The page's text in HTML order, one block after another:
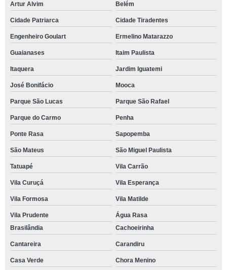
Artur Alvim Belém
Cidade Patriarca Cidade Tiradentes
Engenheiro Goulart Ermelino Matarazzo
Guaianases Itaim Paulista
Itaquera Jardim Iguatemi
José Bonifácio Mooca
Parque São Lucas Parque São Rafael
Parque do Carmo Penha
Ponte Rasa Sapopemba
São Mateus São Miguel Paulista
Tatuapé Vila Carrão
Vila Curuçá Vila Esperança
Vila Formosa Vila Matilde
Vila Prudente
Água Rasa
Brasilândia
Cachoeirinha
Cantareira Carandiru
Casa Verde Chora Menino